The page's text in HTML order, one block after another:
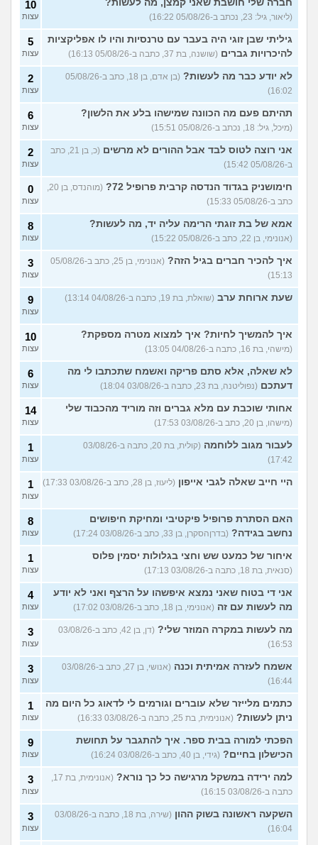
שתי אופציות קשות לפני
השירות בצה"ל (ניצן, בן 18)
2
עצות
התנשקתי עם מישהו מהבסיס
מרגישה לגבי זה (תמר, בת 20)
6
אפשרי לקבל מנ״תית בסירוב
בבאקום?
(ליה, בת 20)
0
עצות
מסלול אופק מודיעין - האם
2
מה לסמן בשאלון העדפות אם
אני לא רוצה קרבי?
1
עוד שאלות חדשות במדור
חברה שלי חושבת שאני קמצן, מה לעשות?
(ליאור, גיל: 23, נכתב ב-05/08/26 16:22)
10
עצות
גיליתי שבן זוגי היה בעבר עם טרנסיות והיו לו אפליקציות
להיכרויות גברים (שושנה, בת 37, כתבה ב-05/08/26 16:13)
5
עצות
לא יודע כבר מה לעשות?
(בן אדם, בן 18, כתב ב-05/08/26
16:02)
2
עצות
תהיתם פעם מה הכוונה שמישהו בלע את הלשון?
(מיכל, גיל: 18, נכתב ב-05/08/26 15:51)
6
עצות
אני רוצה לטוס לבד אבל ההורים לא מרשים
(כ, בן 21, כתב
ב-05/08/26 15:42)
2
עצות
חימושניק בגדוד הנדסה קרבית פרופיל 72?
(מוהנדס, בן 20,
כתב ב-05/08/26 15:33)
0
עצות
אמא של בת זוגתי הרימה עליה יד, מה לעשות?
(אנונימי, בן 22, כתב ב-05/08/26 15:22)
8
עצות
איך להכיר חברים בגיל הזה?
(אנונימי, בן 25, כתב ב-05/08/26
15:13)
3
עצות
שעת ארוחת ערב (שואלת, בת 19, כתבה ב-04/08/26 13:14) 9
עצות
איך להמשיך לחיות? איך למצוא מטרה מספקת?
(מישהי, בת 16, כתבה ב-04/08/26 13:05)
10
עצות
לא שאלה, אלא סתם פריקה ואשמח שתכתבו לי מה
דעתכם (נפוליטנה, בת 23, כתבה ב-03/08/26 18:04)
6
עצות
אחותי שוכבת עם מלא גברים וזה מוריד מהכבוד שלי
(מישהו, בן 20, כתב ב-03/08/26 17:53)
14
עצות
לעבור מגוב ללוחמה
(קולית, בת 20, כתבה ב-03/08/26
17:42)
1
עצות
היי חייב שאלה לגבי אייפון (ליעוז, בן 28, כתב ב-03/08/26 17:33) 1
עצות
האם הסתרת פרופיל פיקטיבי ומחיקת חיפושים
נחשב בגידה? (בדרןהסקרן, בן 33, כתב ב-03/08/26 17:24)
8
עצות
איחור של כמעט שש וחצי בגלולות יסמין פלוס
(סנאית, בת 18, כתבה ב-03/08/26 17:13)
1
עצות
אני די בטוח שאני נמצא איפשהו על הרצף ואני לא יודע
מה לעשות עם זה (אנונימי, בן 18, כתב ב-03/08/26 17:02)
4
עצות
מה לעשות במקרה המוזר שלי?
(דן, בן 42, כתב ב-03/08/26
16:53)
3
עצות
אשמח לעזרה אמיתית וכנה
(אנושי, בן 27, כתב ב-03/08/26
16:44)
3
עצות
כתמים מלייזר שלא עוברים וגורמים לי לדאוג כל היום מה
ניתן לעשות? (אנונימית, בת 25, כתבה ב-03/08/26 16:33)
1
עצות
הפכתי למורה בבית ספר. איך להתגבר על תחושת
הכישלון בחיים? (גידי, בן 40, כתב ב-03/08/26 16:24)
9
עצות
למה ירידה במשקל מרגישה כל כך נורא?
(אנונימית, בת 17,
כתבה ב-03/08/26 16:15)
3
עצות
השקעה ראשונה בשוק ההון
(שירה, בת 18, כתבה ב-03/08/26
16:04)
3
עצות